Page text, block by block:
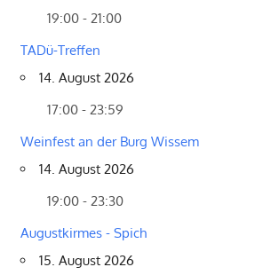
19:00 - 21:00
TADü-Treffen
14. August 2026
17:00 - 23:59
Weinfest an der Burg Wissem
14. August 2026
19:00 - 23:30
Augustkirmes - Spich
15. August 2026